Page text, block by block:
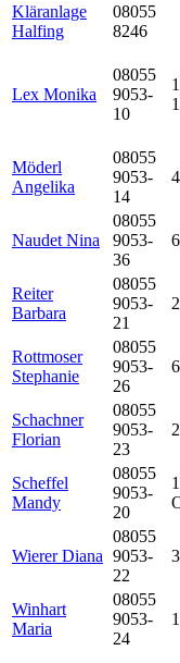
Kläranlage
Halfing
08055
8246
Lex Monika
08055
9053-
10
Möderl
Angelika
08055
9053-
14
4
Naudet Nina
08055
9053-
36
6
Reiter
Barbara
08055
9053-
21
2
Rottmoser
Stephanie
08055
9053-
26
6
Schachner
Florian
08055
9053-
23
2
Scheffel
Mandy
08055
9053-
20
Wierer Diana
08055
9053-
22
3
Winhart
Maria
08055
9053-
24
1